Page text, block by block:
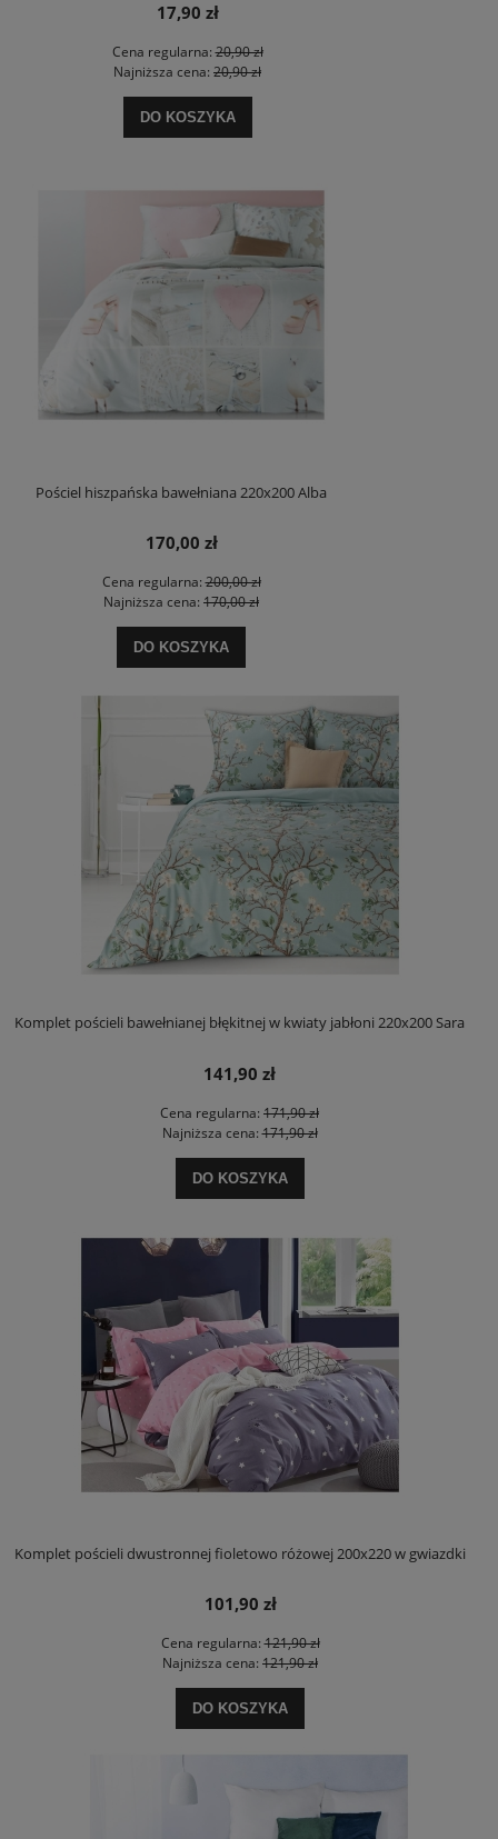
17,90 zł
Cena regularna:20,90 zł
Najniższa cena: 20,90 zł
DO KOSZYKA
Pościel hiszpańska bawełniana 220x200 Alba
170,00 zł
Cena regularna:200,00 zł
Najniższa cena: 170,00 zł
DO KOSZYKA
Komplet pościeli bawełnianej błękitnej w kwiaty jabłoni 220x200 Sara
141,90 zł
Cena regularna: 171,90 zł
Najniższa cena:171,90 zł
DO KOSZYKA
Komplet pościeli dwustronnej fioletowo różowej 200x220 w gwiazdki
101,90 zł
Cena regularna:121,90 zł
Najniższa cena: 121,90 zł
DO KOSZYKA